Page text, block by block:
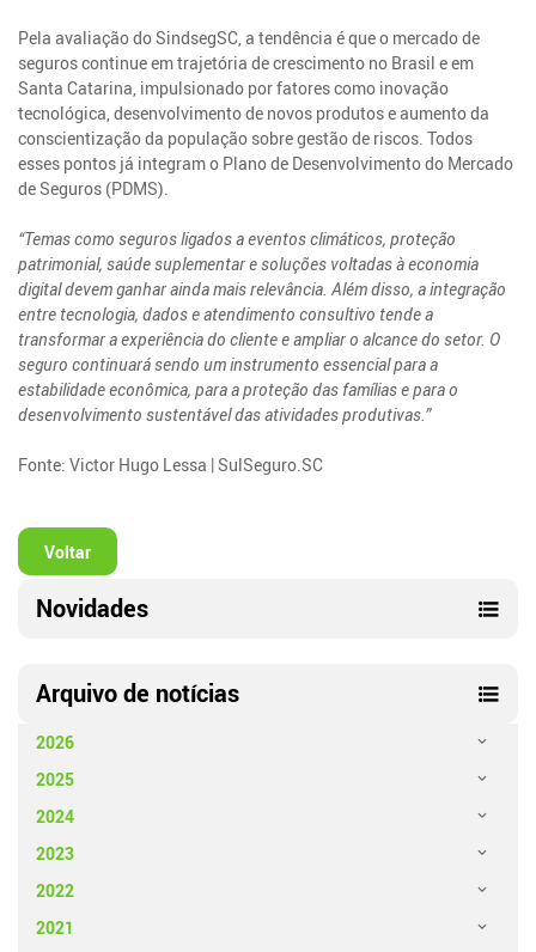
Pela avaliação do SindsegSC, a tendência é que o mercado de
seguros continue em trajetória de crescimento no Brasil e em
Santa Catarina, impulsionado por fatores como inovação
tecnológica, desenvolvimento de novos produtos e aumento da
conscientização da população sobre gestão de riscos. Todos
esses pontos já integram o Plano de Desenvolvimento do Mercado
de Seguros (PDMS).
“Temas como seguros ligados a eventos climáticos, proteção
patrimonial, saúde suplementar e soluções voltadas à economia
digital devem ganhar ainda mais relevância. Além disso, a integração
entre tecnologia, dados e atendimento consultivo tende a
transformar a experiência do cliente e ampliar o alcance do setor. O
seguro continuará sendo um instrumento essencial para a
estabilidade econômica, para a proteção das famílias e para o
desenvolvimento sustentável das atividades produtivas.”
Fonte: Victor Hugo Lessa | SulSeguro.SC
Voltar
Novidades
Arquivo de notícias
2026
2025
2024
2023
2022
2021